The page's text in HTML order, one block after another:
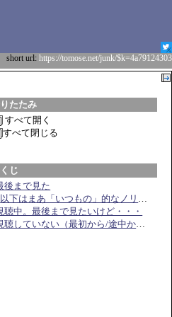
short url: https://tomose.net/junk/$k=4a79124303
たたみ
すべて開く
すべて閉じる
じ
後まで見た
以下はまあ「いつもの」的なノリなので詳細割愛。
聴中。最後まで見たいけど・・・
視聴していない（最初から/途中から）